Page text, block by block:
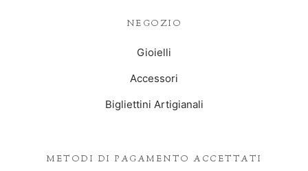
METODI DI PAGAMENTO ACCETTATI
NEGOZIO
Gioielli
Accessori
Bigliettini Artigianali